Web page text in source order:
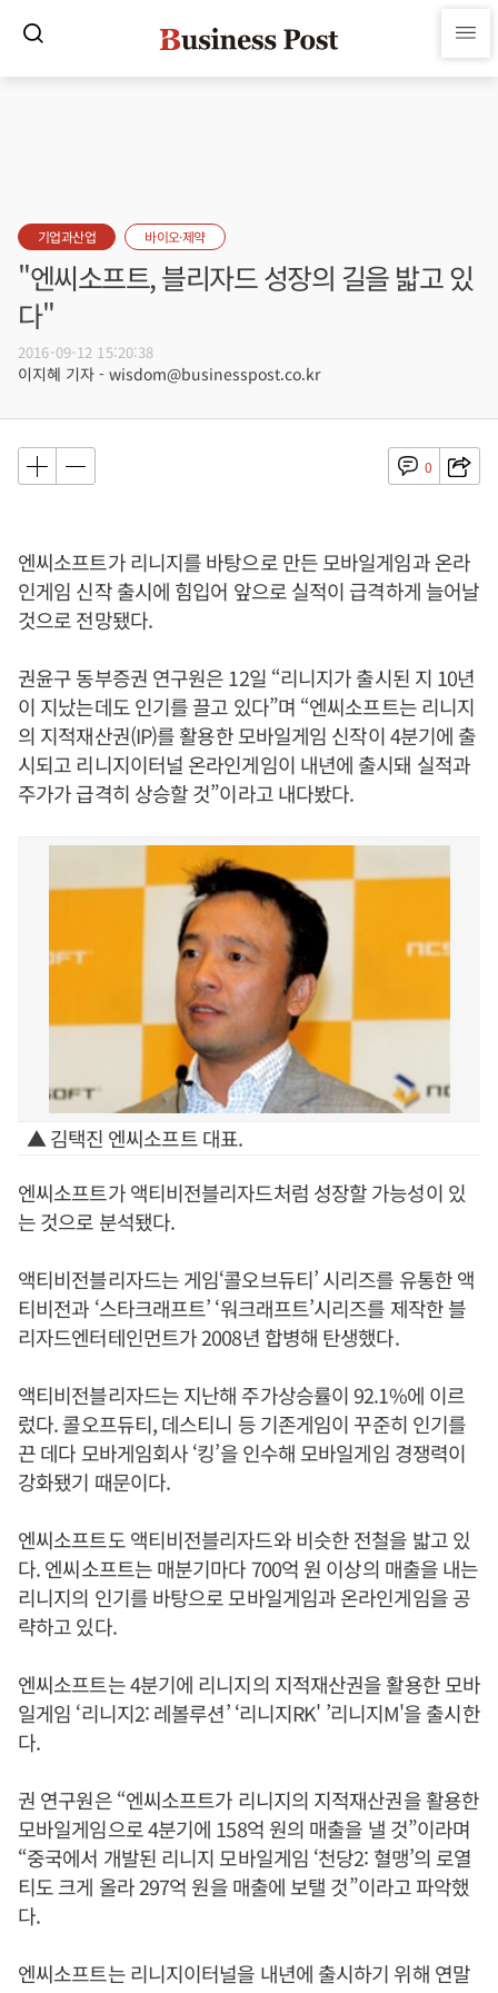
기업과산업 바이오·제약
"엔씨소프트, 블리자드 성장의 길을 밟고 있
다"
2016-09-12 15:20:38
이지혜 기자 - wisdom@businesspost.co.kr
0
엔씨소프트가 리니지를 바탕으로 만든 모바일게임과 온라
인게임 신작 출시에 힘입어 앞으로 실적이 급격하게 늘어날
것으로 전망됐다.
권윤구 동부증권 연구원은 12일 “리니지가 출시된 지 10년
이 지났는데도 인기를 끌고 있다”며 “엔씨소프트는 리니지
의 지적재산권(IP)를 활용한 모바일게임 신작이 4분기에 출
시되고 리니지이터널 온라인게임이 내년에 출시돼 실적과
주가가 급격히 상승할 것”이라고 내다봤다.
▲ 김택진 엔씨소프트 대표.
엔씨소프트가 액티비전블리자드처럼 성장할 가능성이 있
는 것으로 분석됐다.
액티비전블리자드는 게임‘콜오브듀티’ 시리즈를 유통한 액
티비전과 ‘스타크래프트’ ‘워크래프트’시리즈를 제작한 블
리자드엔터테인먼트가 2008년 합병해 탄생했다.
액티비전블리자드는 지난해 주가상승률이 92.1%에 이르
렀다. 콜오프듀티, 데스티니 등 기존게임이 꾸준히 인기를
끈 데다 모바게임회사 ‘킹’을 인수해 모바일게임 경쟁력이
강화됐기 때문이다.
엔씨소프트도 액티비전블리자드와 비슷한 전철을 밟고 있
다. 엔씨소프트는 매분기마다 700억 원 이상의 매출을 내는
리니지의 인기를 바탕으로 모바일게임과 온라인게임을 공
략하고 있다.
엔씨소프트는 4분기에 리니지의 지적재산권을 활용한 모바
일게임 ‘리니지2: 레볼루션’ ‘리니지RK' ’리니지M'을 출시한
다.
권 연구원은 “엔씨소프트가 리니지의 지적재산권을 활용한
모바일게임으로 4분기에 158억 원의 매출을 낼 것”이라며
“중국에서 개발된 리니지 모바일게임 ‘천당2: 혈맹’의 로열
티도 크게 올라 297억 원을 매출에 보탤 것”이라고 파악했
다.
엔씨소프트는 리니지이터널을 내년에 출시하기 위해 연말